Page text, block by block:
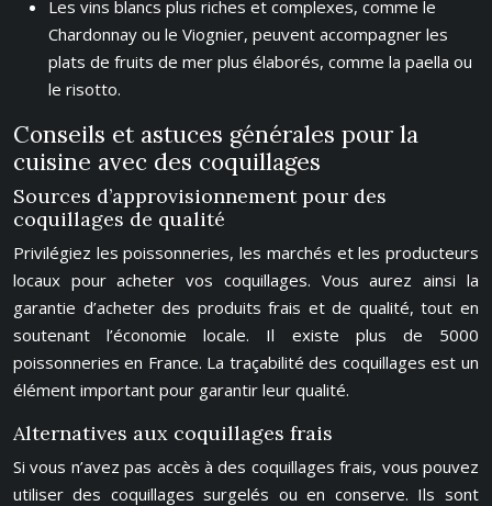
Les vins blancs plus riches et complexes, comme le
Chardonnay ou le Viognier, peuvent accompagner les
plats de fruits de mer plus élaborés, comme la paella ou
le risotto.
Conseils et astuces générales pour la
cuisine avec des coquillages
Sources d’approvisionnement pour des
coquillages de qualité
Privilégiez les poissonneries, les marchés et les producteurs
locaux pour acheter vos coquillages. Vous aurez ainsi la
garantie d’acheter des produits frais et de qualité, tout en
soutenant l’économie locale. Il existe plus de 5000
poissonneries en France. La traçabilité des coquillages est un
élément important pour garantir leur qualité.
Alternatives aux coquillages frais
Si vous n’avez pas accès à des coquillages frais, vous pouvez
utiliser des coquillages surgelés ou en conserve. Ils sont